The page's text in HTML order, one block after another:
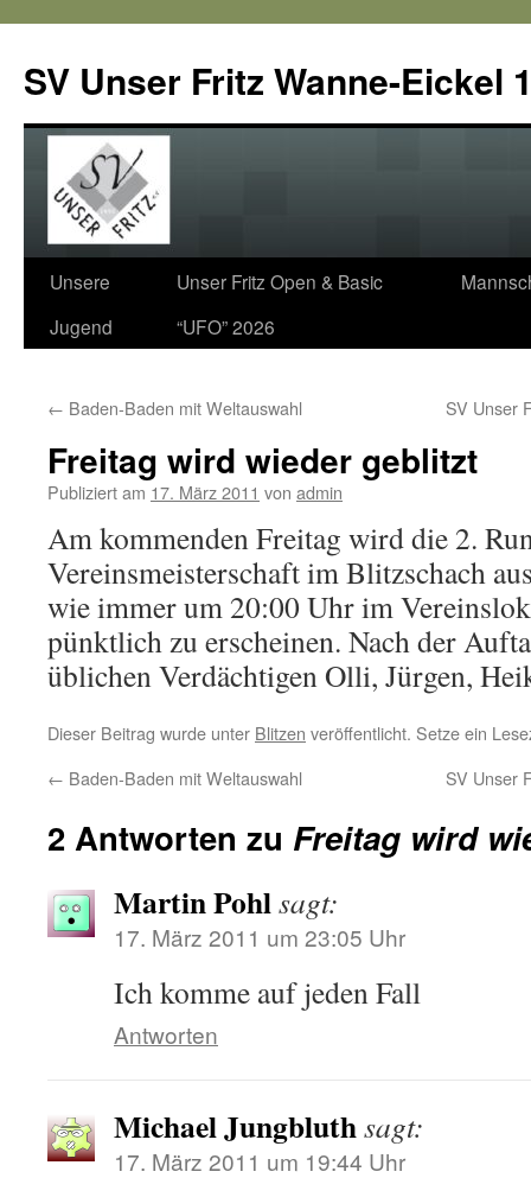
SV Unser Fritz Wanne-Eickel
Zum
Inhalt
Unsere
Jugend
Unser Fritz Open & Basic
“UFO” 2026
← Baden-Baden mit Weltauswahl SV Unser
Freitag wird wieder geblitzt
Publiziert am 17. März 2011 von admin
Am kommenden Freitag wird die 2.
Vereinsmeisterschaft im Blitzschach
wie immer um 20:00 Uhr im
pünktlich zu erscheinen. Nach der
üblichen Verdächtigen Olli, Jürgen,
Dieser Beitrag wurde unter Blitzen veröffentlicht. Setze ein
← Baden-Baden mit Weltauswahl SV Unser
2 Antworten zu Freitag wird
Martin Pohlsagt:
17. März 2011 um 23:05 Uhr
Ich komme auf jeden Fall
Antworten
Michael Jungbluthsagt:
17. März 2011 um 19:44 Uhr